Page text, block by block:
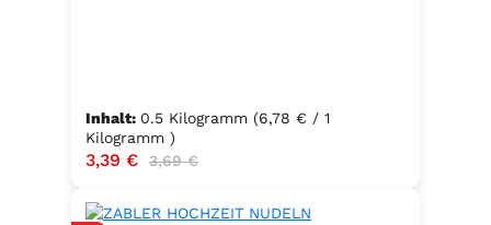
Inhalt: 0.5 Kilogramm (6,78 € / 1
Kilogramm )
Verkaufspreis:
3,39 € Regulärer Preis:
3,69 €